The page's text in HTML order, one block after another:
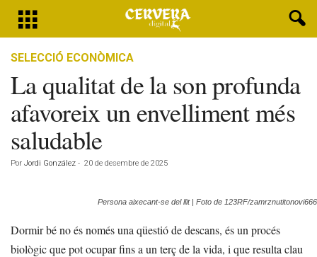
SELECCIÓ ECONÒMICA
La qualitat de la son profunda
afavoreix un envelliment més
saludable
Por Jordi González - 20 de desembre de 2025
Persona aixecant-se del llit | Foto de 123RF/zamrznutitonovi666
Dormir bé no és només una qüestió de descans, és un procés
biològic que pot ocupar fins a un terç de la vida, i que resulta clau